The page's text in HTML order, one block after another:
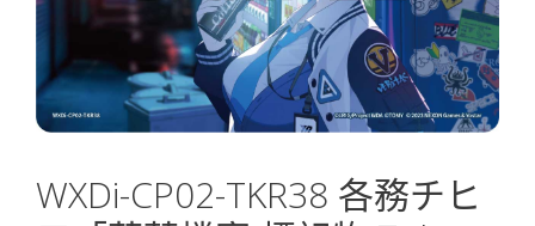
WXDi-CP02-TKR38 各務チヒ